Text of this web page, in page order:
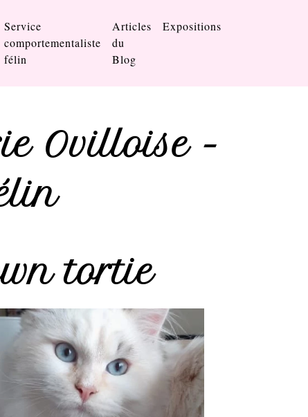
Service
comportementaliste
félin
Articles
du
Blog
Expositions
Ovilloise -
tortie